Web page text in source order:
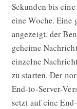
Sekunden bis
eine Woche.
angezeigt, der
geheime
einzelne
zu starten. Der
End-to-Server-
setzt auf eine